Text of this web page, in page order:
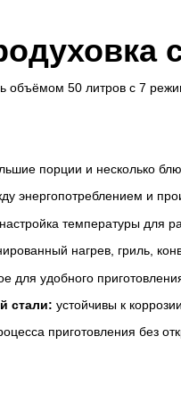
объёмом 50 литров с 7
порции и несколько
энергопотреблением и
температуры для
нагрев, гриль,
для удобного
стали: устойчивы к
приготовления без